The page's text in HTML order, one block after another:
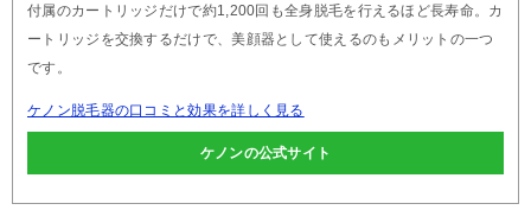
付属のカートリッジだけで約1,200回も全身脱毛を行えるほど長寿命。カ
ートリッジを交換するだけで、美顔器として使えるのもメリットの一つ
です。
ケノン脱毛器の口コミと効果を詳しく見る
ケノンの公式サイト